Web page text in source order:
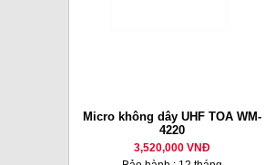
Micro không dây UHF TOA WM-
4220
3,520,000 VNĐ